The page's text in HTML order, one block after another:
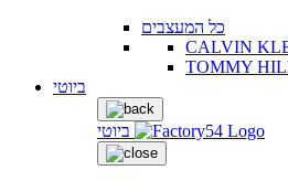
כל המעצבים
CALVIN
TOMMY
ביוטי
ביוטי